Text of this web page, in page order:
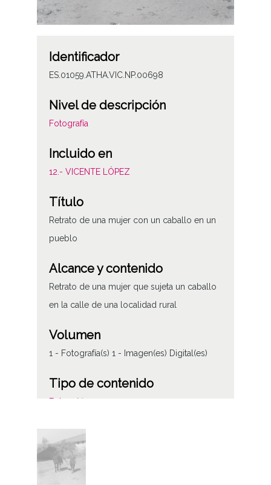
Identificador
ES.01059.ATHA.VIC.NP.00698
Nivel de descripción
Fotografía
Incluido en
12.- VICENTE LÓPEZ
Título
Retrato de una mujer con un caballo en un
pueblo
Alcance y contenido
Retrato de una mujer que sujeta un caballo
en la calle de una localidad rural
Volumen
1 - Fotografía(s) 1 - Imagen(es) Digital(es)
Tipo de contenido
Fotográfico
Características del soporte
Plástico
135 mm